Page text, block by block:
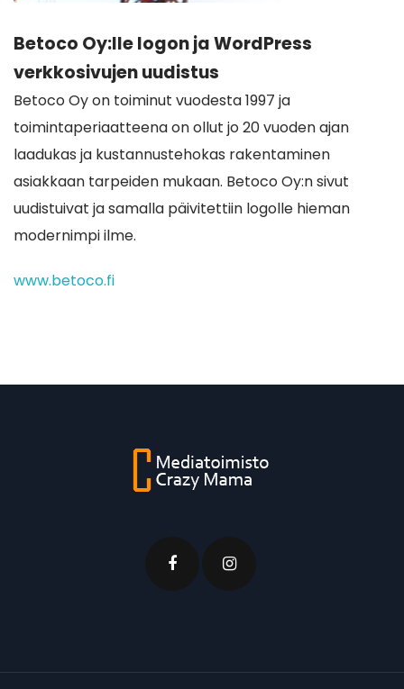
Betoco Oy:lle logon ja WordPress
verkkosivujen uudistus
Betoco Oy on toiminut vuodesta 1997 ja
toimintaperiaatteena on ollut jo 20 vuoden ajan
laadukas ja kustannustehokas rakentaminen
asiakkaan tarpeiden mukaan. Betoco Oy:n sivut
uudistuivat ja samalla päivitettiin logolle hieman
modernimpi ilme.
www.betoco.fi